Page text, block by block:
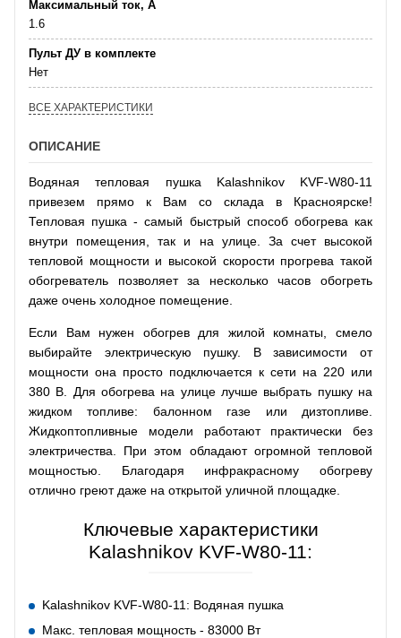
Максимальный ток, А
1.6
Пульт ДУ в комплекте
Нет
ВСЕ ХАРАКТЕРИСТИКИ
ОПИСАНИЕ
Водяная тепловая пушка Kalashnikov KVF-W80-11
привезем прямо к Вам со склада в Красноярске!
Тепловая пушка - самый быстрый способ обогрева как
внутри помещения, так и на улице. За счет высокой
тепловой мощности и высокой скорости прогрева такой
обогреватель позволяет за несколько часов обогреть
даже очень холодное помещение.
Если Вам нужен обогрев для жилой комнаты, смело
выбирайте электрическую пушку. В зависимости от
мощности она просто подключается к сети на 220 или
380 В. Для обогрева на улице лучше выбрать пушку на
жидком топливе: балонном газе или дизтопливе.
Жидкоптопливные модели работают практически без
электричества. При этом обладают огромной тепловой
мощностью. Благодаря инфракрасному обогреву
отлично греют даже на открытой уличной площадке.
Ключевые характеристики
Kalashnikov KVF-W80-11:
Kalashnikov KVF-W80-11: Водяная пушка
Макс. тепловая мощность - 83000 Вт